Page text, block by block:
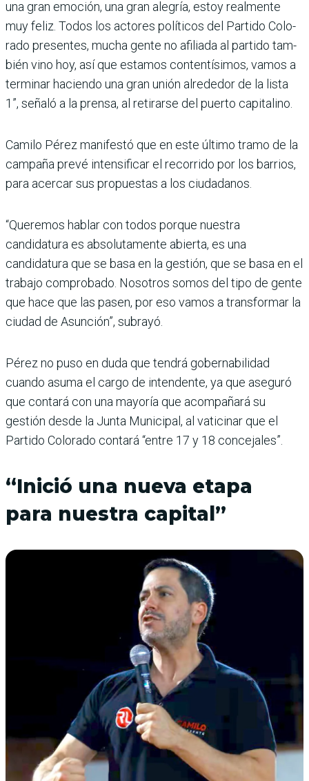
una gran emoción, una gran alegría, estoy realmente
muy feliz. Todos los actores políticos del Partido Colo­
rado presentes, mucha gente no afiliada al partido tam­
bién vino hoy, así que esta­mos contentísimos, vamos a
terminar haciendo una gran unión alrededor de la lista
1”, señaló a la prensa, al reti­rarse del puerto capitalino.
Camilo Pérez manifestó que en este último tramo de la
campaña prevé intensificar el recorrido por los barrios,
para acercar sus propuestas a los ciudadanos.
“Queremos hablar con todos porque nuestra
candidatura es absolutamente abierta, es una
candidatura que se basa en la gestión, que se basa en el
trabajo compro­bado. Nosotros somos del tipo de gente
que hace que las pasen, por eso vamos a transformar la
ciudad de Asunción”, subrayó.
Pérez no puso en duda que tendrá gobernabilidad
cuando asuma el cargo de intendente, ya que aseguró
que contará con una mayoría que acompañará su
gestión desde la Junta Municipal, al vaticinar que el
Partido Colorado contará “entre 17 y 18 concejales”.
“Inició una nueva etapa
para nuestra capital”